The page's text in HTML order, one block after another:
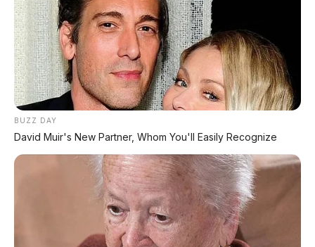
Hanya Rp25 Juta Dapat
Fitur HSA, Traction Control
& Reverse Mode!
Indomobil Adora Siap Jadi
Motor Listrik Paling
Canggih di Kelasnya
Fitur Motor 70 Jutaan
Dijual Cuma 48 Juta!
QJMOTOR FORT 250
ADVENTURE Skutik USD
Paling Niat Buat Off-Road
Tidak ada komentar:
BUZZ DAY
David Muir's New Partner, Whom You'll Easily Recognize